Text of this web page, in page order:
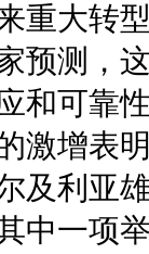
重大转
预测，
和可靠
激增表
及利亚
中一项